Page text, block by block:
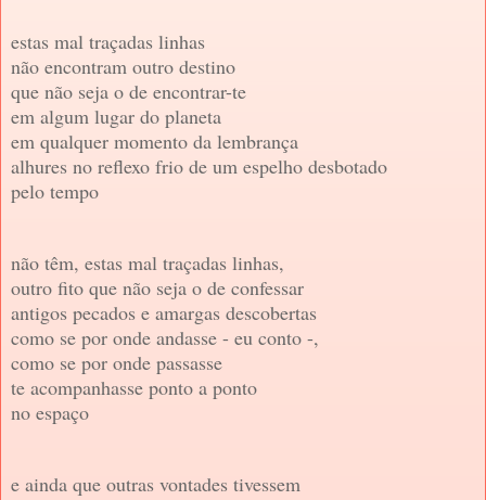
estas mal traçadas linhas
não encontram outro destino
que não seja o de encontrar-te
em algum lugar do planeta
em qualquer momento da lembrança
alhures no reflexo frio de um espelho desbotado
pelo tempo
não têm, estas mal traçadas linhas,
outro fito que não seja o de confessar
antigos pecados e amargas descobertas
como se por onde andasse - eu conto -,
como se por onde passasse
te acompanhasse ponto a ponto
no espaço
e ainda que outras vontades tivessem